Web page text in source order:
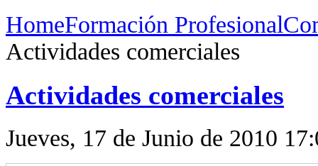
HomeFormación Profesional
Actividades comerciales
Actividades comerciales
Jueves, 17 de Junio de 2010